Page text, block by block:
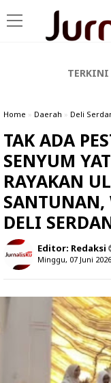
TERKINI
Home » Daerah » Deli
TAK ADA
SENYUM
RAYAKAN
SANTUNAN,
DELI
Editor: Redaksi
Minggu, 07 Juni